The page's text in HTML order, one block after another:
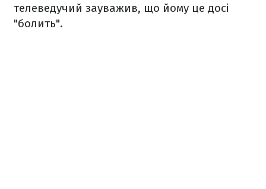
телеведучий зауважив, що йому це досі
"болить".